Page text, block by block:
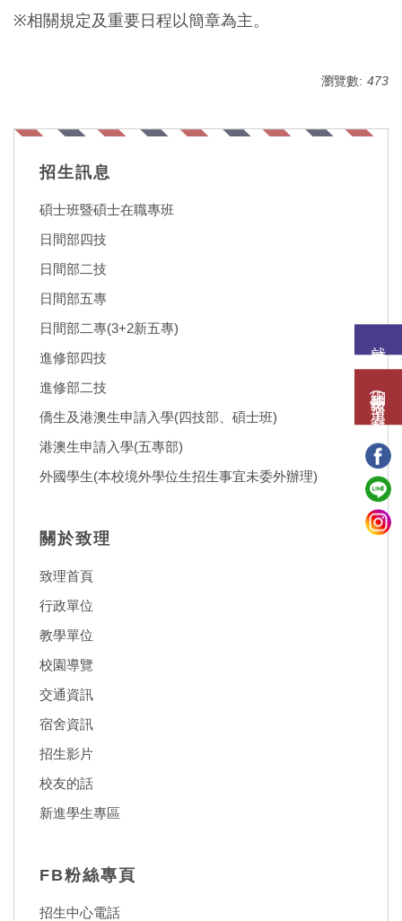
網路報名(填表)系統
※相關規定及重要日程以簡章為主。
瀏覽數: 473
招生訊息
碩士班暨碩士在職專班
日間部四技
日間部二技
日間部五專
日間部二專(3+2新五專)
進修部四技
進修部二技
僑生及港澳生申請入學(四技部、碩士班)
港澳生申請入學(五專部)
外國學生(本校境外學位生招生事宜未委外辦理)
關於致理
致理首頁
行政單位
教學單位
校園導覽
交通資訊
宿舍資訊
招生影片
校友的話
新進學生專區
FB粉絲專頁
招生中心電話